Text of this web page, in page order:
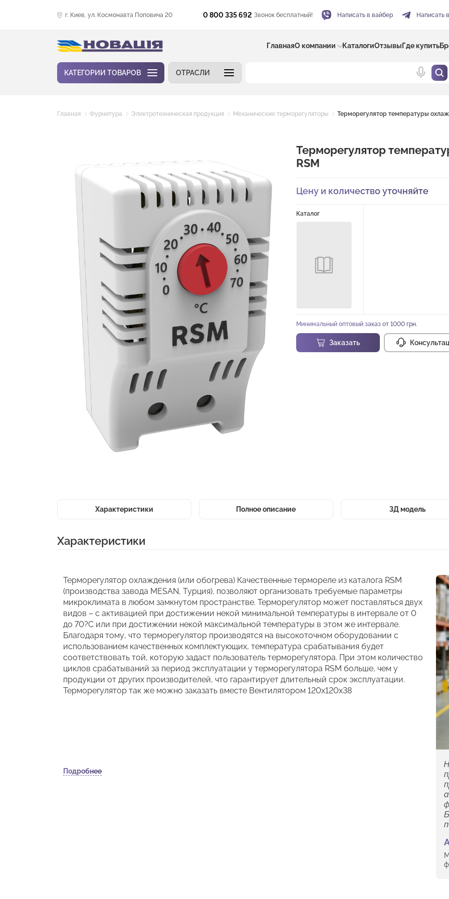
г. Киев, ул. Космонавта Поповича 20 0 800 335 692 Звонок бесплатный! Написать в вайбер Написать
ГлавнаяО компании КаталогиОтзывы Где купить
КАТЕГОРИИ ТОВАРОВ ОТРАСЛИ
Главная Фурнитура Электротехническая продукция Механические терморегуляторы Терморегулятор температуры
Терморегулятор
RSM
Цену и количество уточняйте
Каталог
Минимальный оптовый заказ от 1000 грн.
Заказать
Характеристики Полное описание 3Д модель
Характеристики
Терморегулятор охлаждения (или обогрева) Качественные термореле из каталога RSM
(производства завода MESAN, Турция), позволяют организовать требуемые параметры
микроклимата в любом замкнутом пространстве. Терморегулятор может поставляться двух
видов – с активацией при достижении некой минимальной температуры в интервале от 0
до 70?С или при достижении некой максимальной температуры в этом же интервале.
Благодаря тому, что терморегулятор производятся на высокоточном оборудовании с
использованием качественных комплектующих, температура срабатывания будет
соответствовать той, которую задаст пользователь терморегулятора. При этом количество
циклов срабатываний за период эксплуатации у терморегулятора RSM больше, чем у
продукции от других производителей, что гарантирует длительный срок эксплуатации.
Терморегулятор так же можно заказать вместе Вентилятором 120х120х38
Подробнее